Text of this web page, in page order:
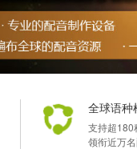
全球语种
支持超180
领衔近万